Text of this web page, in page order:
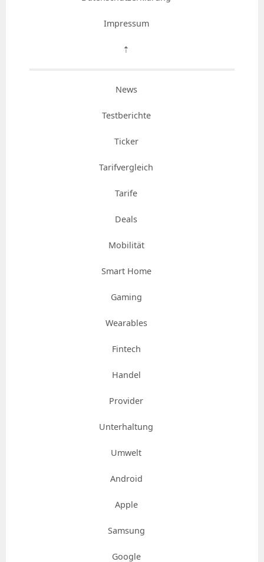
Impressum
⇡
News
Testberichte
Ticker
Tarifvergleich
Tarife
Deals
Mobilität
Smart Home
Gaming
Wearables
Fintech
Handel
Provider
Unterhaltung
Umwelt
Android
Apple
Samsung
Google